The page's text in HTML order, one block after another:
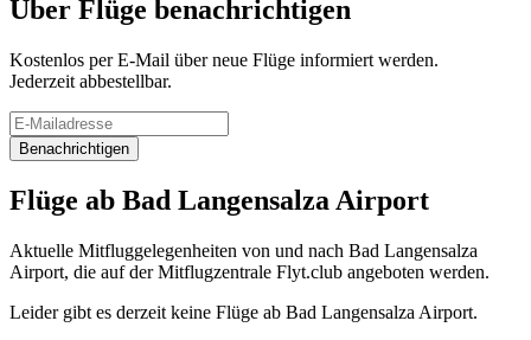
Über Flüge benachrichtigen
Kostenlos per E-Mail über neue Flüge informiert werden.
Jederzeit abbestellbar.
Benachrichtigen
Flüge ab Bad Langensalza Airport
Aktuelle Mitfluggelegenheiten von und nach Bad Langensalza
Airport, die auf der Mitflugzentrale Flyt.club angeboten werden.
Leider gibt es derzeit keine Flüge ab Bad Langensalza Airport.